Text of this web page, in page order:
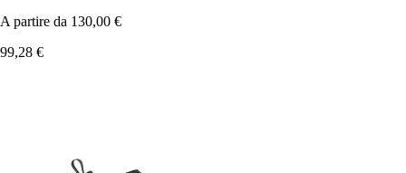
A partire da 130,00 €
99,28 €